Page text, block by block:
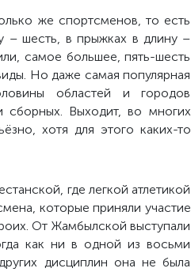
же спортсменов, то есть
– шесть, в прыжках в длину –
самое большее, пять-шесть
Но даже самая популярная
областей и городов
сборных. Выходит, во многих
хотя для этого каких-то
где легкой атлетикой
которые приняли участие
От Жамбылской выступали
как ни в одной из восьми
дисциплин она не была